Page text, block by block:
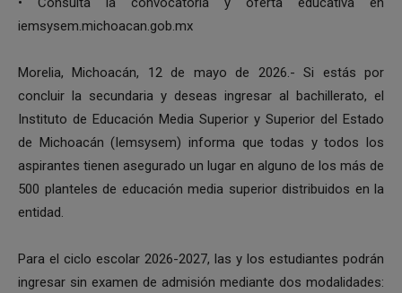
iemsysem.michoacan.gob.mx
Morelia, Michoacán, 12 de mayo de 2026.- Si estás por
concluir la secundaria y deseas ingresar al bachillerato, el
Instituto de Educación Media Superior y Superior del Estado
de Michoacán (Iemsysem) informa que todas y todos los
aspirantes tienen asegurado un lugar en alguno de los más de
500 planteles de educación media superior distribuidos en la
entidad.
Para el ciclo escolar 2026-2027, las y los estudiantes podrán
ingresar sin examen de admisión mediante dos modalidades: